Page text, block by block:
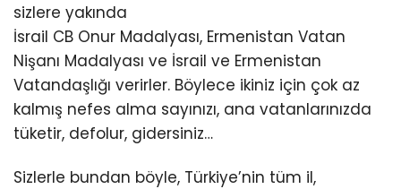
sizlere yakında
İsrail CB Onur Madalyası, Ermenistan Vatan
Nişanı Madalyası ve İsrail ve Ermenistan
Vatandaşlığı verirler. Böylece ikiniz için çok az
kalmış nefes alma sayınızı, ana vatanlarınızda
tüketir, defolur, gidersiniz…
Sizlerle bundan böyle, Türkiye’nin tüm il,